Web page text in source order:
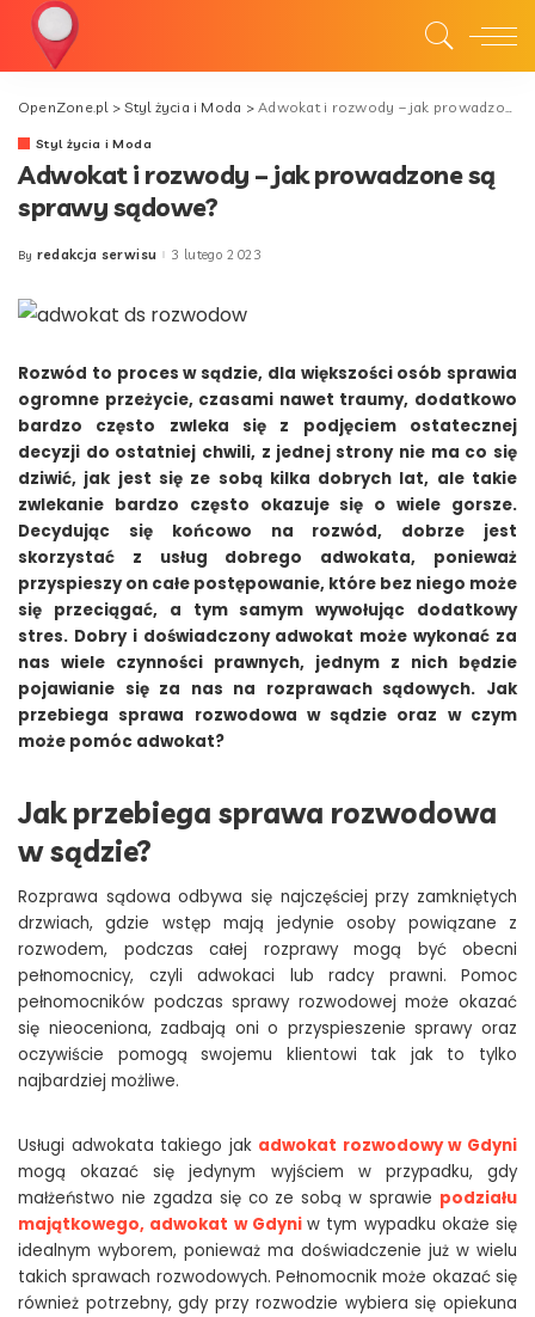
OpenZone.pl>Styl życia i Moda >Adwokat i rozwody – jak prowadzone są sprawy sądowe?
Styl życia i Moda
Adwokat i rozwody – jak prowadzone są
sprawy sądowe?
Posted
By redakcja serwisu 3 lutego 2023
Rozwód to proces w sądzie, dla większości osób sprawia
ogromne przeżycie, czasami nawet traumy, dodatkowo
bardzo często zwleka się z podjęciem ostatecznej
decyzji do ostatniej chwili, z jednej strony nie ma co się
dziwić, jak jest się ze sobą kilka dobrych lat, ale takie
zwlekanie bardzo często okazuje się o wiele gorsze.
Decydując się końcowo na rozwód, dobrze jest
skorzystać z usług dobrego adwokata, ponieważ
przyspieszy on całe postępowanie, które bez niego może
się przeciągać, a tym samym wywołując dodatkowy
stres. Dobry i doświadczony adwokat może wykonać za
nas wiele czynności prawnych, jednym z nich będzie
pojawianie się za nas na rozprawach sądowych. Jak
przebiega sprawa rozwodowa w sądzie oraz w czym
może pomóc adwokat?
Jak przebiega sprawa rozwodowa
w sądzie?
Rozprawa sądowa odbywa się najczęściej przy zamkniętych
drzwiach, gdzie wstęp mają jedynie osoby powiązane z
rozwodem, podczas całej rozprawy mogą być obecni
pełnomocnicy, czyli adwokaci lub radcy prawni. Pomoc
pełnomocników podczas sprawy rozwodowej może okazać
się nieoceniona, zadbają oni o przyspieszenie sprawy oraz
oczywiście pomogą swojemu klientowi tak jak to tylko
najbardziej możliwe.
Usługi adwokata takiego jak adwokat rozwodowy w Gdyni
mogą okazać się jedynym wyjściem w przypadku, gdy
małżeństwo nie zgadza się co ze sobą w sprawie podziału
majątkowego, adwokat w Gdyni w tym wypadku okaże się
idealnym wyborem, ponieważ ma doświadczenie już w wielu
takich sprawach rozwodowych. Pełnomocnik może okazać się
również potrzebny, gdy przy rozwodzie wybiera się opiekuna